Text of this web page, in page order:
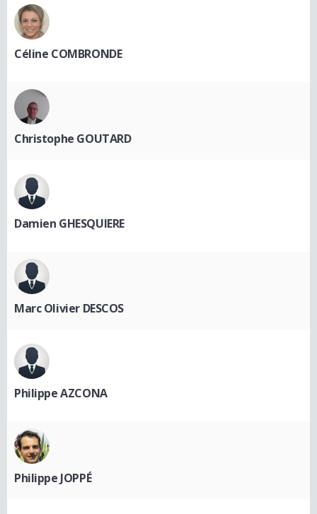
Céline COMBRONDE
Christophe GOUTARD
Damien GHESQUIERE
Marc Olivier DESCOS
Philippe AZCONA
Philippe JOPPÉ